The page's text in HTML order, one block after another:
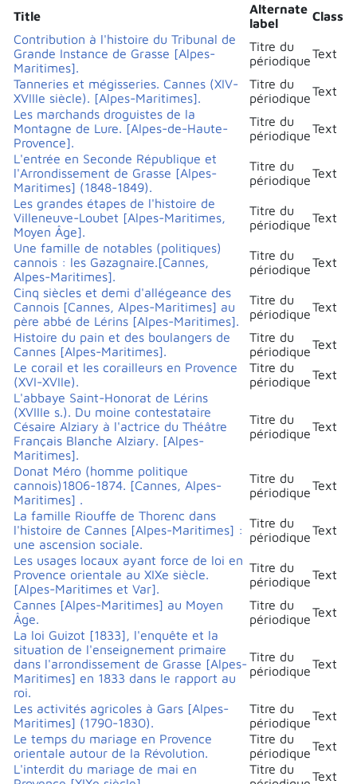
Title
Alternate
label
Class
Contribution à l'histoire du Tribunal de
Grande Instance de Grasse [Alpes-
Maritimes].
Titre du
périodiqueText
Tanneries et mégisseries. Cannes (XIV-
XVIIIe siècle). [Alpes-Maritimes].
Titre du
périodiqueText
Les marchands droguistes de la
Montagne de Lure. [Alpes-de-Haute-
Provence].
Titre du
périodiqueText
L'entrée en Seconde République et
l'Arrondissement de Grasse [Alpes-
Maritimes] (1848-1849).
Titre du
périodiqueText
Les grandes étapes de l'histoire de
Villeneuve-Loubet [Alpes-Maritimes,
Moyen Âge].
Titre du
périodiqueText
Une famille de notables (politiques)
cannois : les Gazagnaire.[Cannes,
Alpes-Maritimes].
Titre du
périodiqueText
Cinq siècles et demi d'allégeance des
Cannois [Cannes, Alpes-Maritimes] au
père abbé de Lérins [Alpes-Maritimes].
Titre du
périodiqueText
Histoire du pain et des boulangers de
Cannes [Alpes-Maritimes].
Titre du
périodiqueText
Le corail et les corailleurs en Provence
(XVI-XVIIe).
Titre du
périodiqueText
L'abbaye Saint-Honorat de Lérins
(XVIIIe s.). Du moine contestataire
Césaire Alziary à l'actrice du Théâtre
Français Blanche Alziary. [Alpes-
Maritimes].
Titre du
périodiqueText
Donat Méro (homme politique
cannois)1806-1874. [Cannes, Alpes-
Maritimes] .
Titre du
périodiqueText
La famille Riouffe de Thorenc dans
l'histoire de Cannes [Alpes-Maritimes] :
une ascension sociale.
Titre du
périodiqueText
Les usages locaux ayant force de loi en
Provence orientale au XIXe siècle.
[Alpes-Maritimes et Var].
Titre du
périodiqueText
Cannes [Alpes-Maritimes] au Moyen
Âge.
Titre du
périodiqueText
La loi Guizot [1833], l'enquête et la
situation de l'enseignement primaire
dans l'arrondissement de Grasse [Alpes-
Maritimes] en 1833 dans le rapport au
roi.
Titre du
périodiqueText
Les activités agricoles à Gars [Alpes-
Maritimes] (1790-1830).
Titre du
périodiqueText
Le temps du mariage en Provence
orientale autour de la Révolution.
Titre du
périodiqueText
L'interdit du mariage de mai en
Titre du
Text